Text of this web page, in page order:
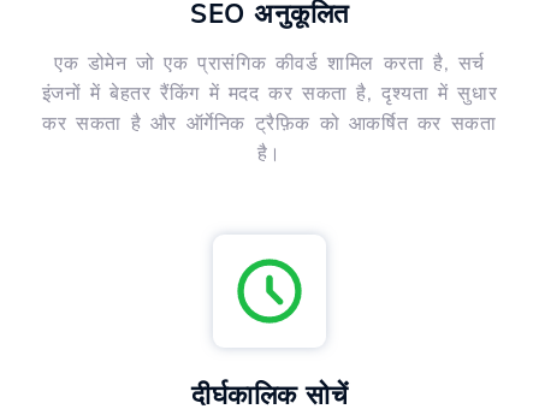
SEO अनुकूलित
एक डोमेन जो एक प्रासंगिक कीवर्ड शामिल करता है, सर्च
इंजनों में बेहतर रैंकिंग में मदद कर सकता है, दृश्यता में सुधार
कर सकता है और ऑर्गेनिक ट्रैफ़िक को आकर्षित कर सकता
है।
दीर्घकालिक सोचें